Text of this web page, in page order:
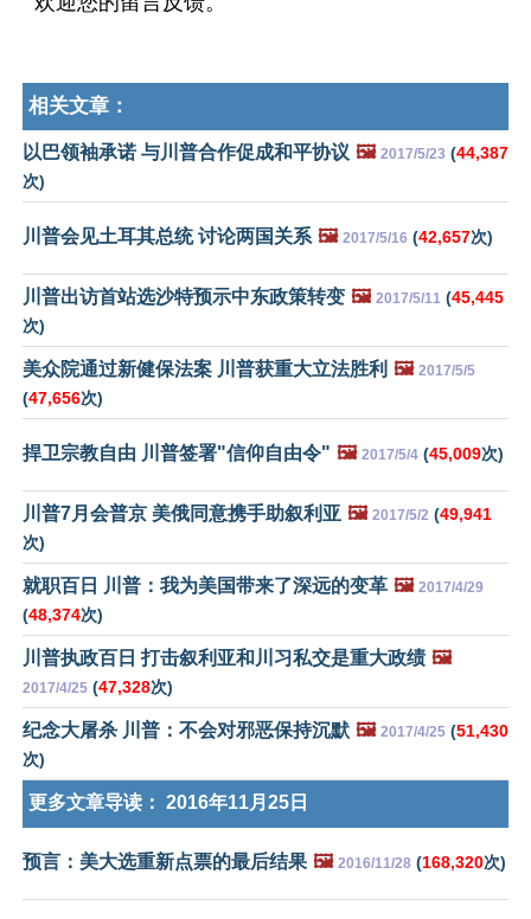
相关文章：
以巴领袖承诺 与川普合作促成和平协议 🖼️ 2017/5/23 (44,387
次)
川普会见土耳其总统 讨论两国关系 🖼️ 2017/5/16 (42,657次)
川普出访首站选沙特预示中东政策转变 🖼️ 2017/5/11 (45,445
次)
美众院通过新健保法案 川普获重大立法胜利 🖼️ 2017/5/5
(47,656次)
捍卫宗教自由 川普签署"信仰自由令" 🖼️ 2017/5/4 (45,009次)
川普7月会普京 美俄同意携手助叙利亚 🖼️ 2017/5/2 (49,941
次)
就职百日 川普：我为美国带来了深远的变革 🖼️ 2017/4/29
(48,374次)
川普执政百日 打击叙利亚和川习私交是重大政绩 🖼️
2017/4/25 (47,328次)
纪念大屠杀 川普：不会对邪恶保持沉默 🖼️ 2017/4/25 (51,430
次)
更多文章导读： 2016年11月25日
预言：美大选重新点票的最后结果 🖼️ 2016/11/28 (168,320次)